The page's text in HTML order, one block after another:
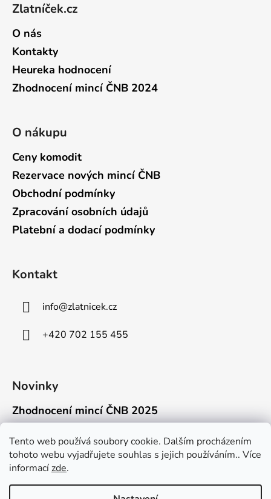
Tento web používá soubory cookie. Dalším procházením
tohoto webu vyjadřujete souhlas s jejich používáním.. Více
informacízde.
Zlatníček.cz
O nás
Kontakty
Heureka hodnocení
Zhodnocení mincí ČNB 2024
O nákupu
Ceny komodit
Rezervace nových mincí ČNB
Obchodní podmínky
Zpracování osobních údajů
Platební a dodací podmínky
Kontakt
info@zlatnicek.cz
+420 702 155 455
Novinky
Zhodnocení mincí ČNB 2025
Připravili jsme pro vás jednoduchý a př...
Mýty o přepravě zlatých mincí mimo EU
Kdo někdy držel v ruce zlatou minci Wie...